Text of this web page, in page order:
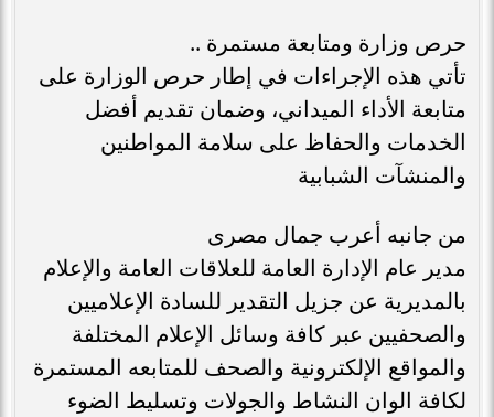
حرص وزارة ومتابعة مستمرة ..
تأتي هذه الإجراءات في إطار حرص الوزارة على
متابعة الأداء الميداني، وضمان تقديم أفضل
الخدمات والحفاظ على سلامة المواطنين
والمنشآت الشبابية
من جانبه أعرب جمال مصرى
مدير عام الإدارة العامة للعلاقات العامة والإعلام
بالمديرية عن جزيل التقدير للسادة الإعلاميين
والصحفيين عبر كافة وسائل الإعلام المختلفة
والمواقع الإلكترونية والصحف للمتابعه المستمرة
لكافة الوان النشاط والجولات وتسليط الضوء